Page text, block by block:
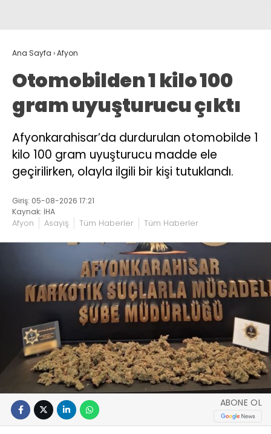
Ana Sayfa ›Afyon
Otomobilden 1 kilo 100
gram uyuşturucu çıktı
Afyonkarahisar’da durdurulan otomobilde 1
kilo 100 gram uyuşturucu madde ele
geçirilirken, olayla ilgili bir kişi tutuklandı.
Giriş: 05-08-2026 17:21
Kaynak: İHA
Afyon Asayiş Tüm Haberler Tüm Haberler
ABONE OL